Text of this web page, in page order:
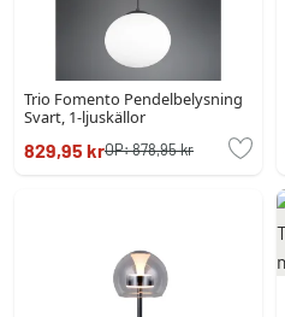
Trio Fomento Pendelbelysning
Svart, 1-ljuskällor
829,95 krOP:878,95 kr